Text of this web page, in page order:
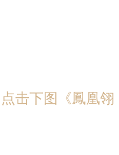
击下图《鳳凰翎